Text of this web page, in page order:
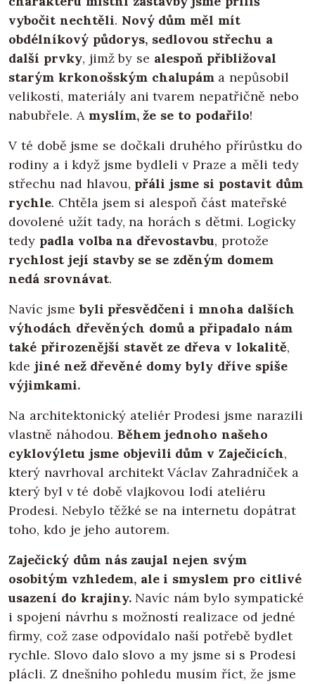
vybočit nechtěli. Nový dům měl mít
obdélníkový půdorys, sedlovou střechu a
další prvky, jimž by se alespoň přibližoval
starým krkonošským chalupáma nepůsobil
velikostí, materiály ani tvarem nepatřičně nebo
nabubřele. A myslím, že se to podařilo!
V té době jsme se dočkali druhého přírůstku do
rodiny a i když jsme bydleli v Praze a měli tedy
střechu nad hlavou, přáli jsme si postavit dům
rychle. Chtěla jsem si alespoň část mateřské
dovolené užít tady, na horách s dětmi. Logicky
tedy padla volba na dřevostavbu, protože
rychlost její stavby se se zděným domem
nedá srovnávat.
Navíc jsmebyli přesvědčeni i mnoha dalších
výhodách dřevěných domů a připadalo nám
také přirozenější stavět ze dřeva v lokalitě,
kde jiné než dřevěné domy byly dříve spíše
výjimkami.
Na architektonický ateliér Prodesi jsme narazili
vlastně náhodou. Během jednoho našeho
cyklovýletu jsme objevili dům v Zaječicích,
který navrhoval architekt Václav Zahradníček a
který byl v té době vlajkovou lodí ateliéru
Prodesi. Nebylo těžké se na internetu dopátrat
toho, kdo je jeho autorem.
Zaječický dům nás zaujal nejen svým
osobitým vzhledem, ale i smyslem pro citlivé
usazení do krajiny.Navíc nám bylo sympatické
i spojení návrhu s možností realizace od jedné
firmy, což zase odpovídalo naší potřebě bydlet
rychle. Slovo dalo slovo a my jsme si s Prodesi
plácli. Z dnešního pohledu musím říct, že jsme